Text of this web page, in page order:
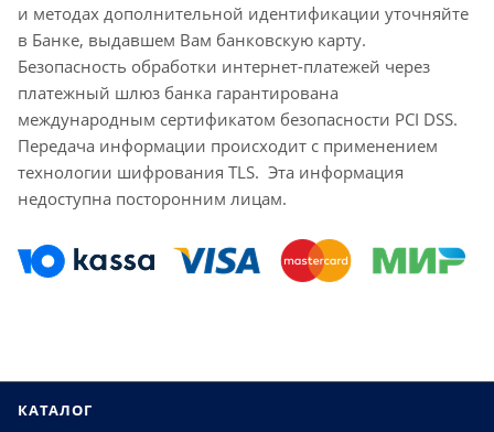
и методах дополнительной идентификации уточняйте
в Банке, выдавшем Вам банковскую карту.
Безопасность обработки интернет-платежей через
платежный шлюз банка гарантирована
международным сертификатом безопасности PCI DSS.
Передача информации происходит с применением
технологии шифрования TLS. Эта информация
недоступна посторонним лицам.
КАТАЛОГ